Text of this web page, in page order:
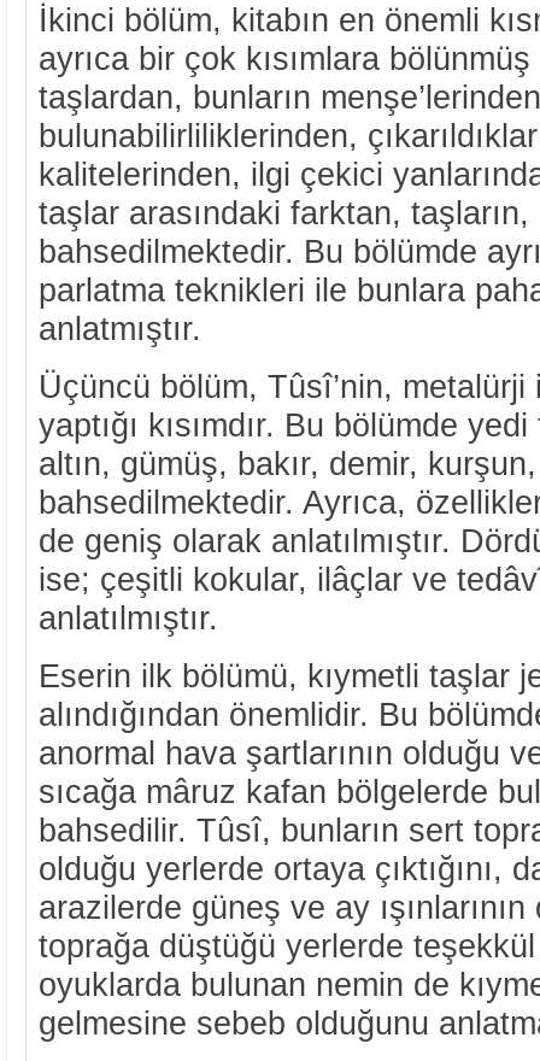
İkinci bölüm, kitabın en önemli
ayrıca bir çok kısımlara
taşlardan, bunların
bulunabilirliliklerinden,
kalitelerinden, ilgi çekici
taşlar arasındaki farktan,
bahsedilmektedir. Bu bölümde
parlatma teknikleri ile bunlara
anlatmıştır.
Üçüncü bölüm, Tûsî’nin, metalürji
yaptığı kısımdır. Bu bölümde
altın, gümüş, bakır, demir,
bahsedilmektedir. Ayrıca,
de geniş olarak anlatılmıştır.
ise; çeşitli kokular, ilâçlar ve
anlatılmıştır.
Eserin ilk bölümü, kıymetli taşlar
alındığından önemlidir. Bu
anormal hava şartlarının olduğu
sıcağa mâruz kafan bölgelerde
bahsedilir. Tûsî, bunların sert
olduğu yerlerde ortaya çıktığını,
arazilerde güneş ve ay
toprağa düştüğü yerlerde
oyuklarda bulunan nemin de
gelmesine sebeb olduğunu